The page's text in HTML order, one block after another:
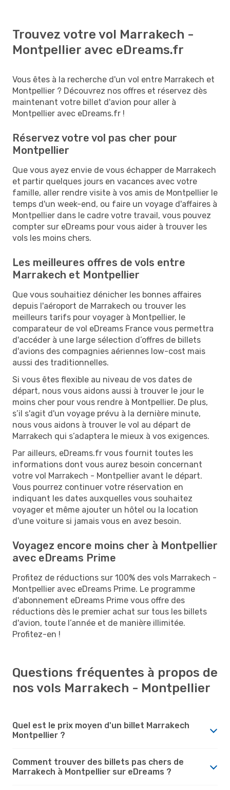
Trouvez votre vol Marrakech -
Montpellier avec eDreams.fr
Vous êtes à la recherche d'un vol entre Marrakech et
Montpellier ? Découvrez nos offres et réservez dès
maintenant votre billet d'avion pour aller à
Montpellier avec eDreams.fr !
Réservez votre vol pas cher pour
Montpellier
Que vous ayez envie de vous échapper de Marrakech
et partir quelques jours en vacances avec votre
famille, aller rendre visite à vos amis de Montpellier le
temps d'un week-end, ou faire un voyage d'affaires à
Montpellier dans le cadre votre travail, vous pouvez
compter sur eDreams pour vous aider à trouver les
vols les moins chers.
Les meilleures offres de vols entre
Marrakech et Montpellier
Que vous souhaitiez dénicher les bonnes affaires
depuis l'aéroport de Marrakech ou trouver les
meilleurs tarifs pour voyager à Montpellier, le
comparateur de vol eDreams France vous permettra
d'accéder à une large sélection d’offres de billets
d'avions des compagnies aériennes low-cost mais
aussi des traditionnelles.
Si vous êtes flexible au niveau de vos dates de
départ, nous vous aidons aussi à trouver le jour le
moins cher pour vous rendre à Montpellier. De plus,
s’il s'agit d'un voyage prévu à la dernière minute,
nous vous aidons à trouver le vol au départ de
Marrakech qui s’adaptera le mieux à vos exigences.
Par ailleurs, eDreams.fr vous fournit toutes les
informations dont vous aurez besoin concernant
votre vol Marrakech - Montpellier avant le départ.
Vous pourrez continuer votre réservation en
indiquant les dates auxquelles vous souhaitez
voyager et même ajouter un hôtel ou la location
d'une voiture si jamais vous en avez besoin.
Voyagez encore moins cher à Montpellier
avec eDreams Prime
Profitez de réductions sur 100% des vols Marrakech -
Montpellier avec eDreams Prime. Le programme
d'abonnement eDreams Prime vous offre des
réductions dès le premier achat sur tous les billets
d'avion, toute l’année et de manière illimitée.
Profitez-en !
Questions fréquentes à propos de
nos vols Marrakech - Montpellier
Quel est le prix moyen d'un billet Marrakech
Montpellier ?
Comment trouver des billets pas chers de
Marrakech à Montpellier sur eDreams ?